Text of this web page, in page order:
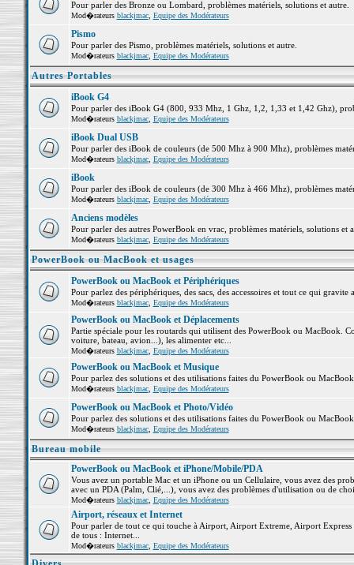
Pour parler des Bronze ou Lombard, problèmes matériels, solutions et autre.
Mod�rateurs blackjmac, Equipe des Modérateurs
Pismo
Pour parler des Pismo, problèmes matériels, solutions et autre.
Mod�rateurs blackjmac, Equipe des Modérateurs
Autres Portables
iBook G4
Pour parler des iBook G4 (800, 933 Mhz, 1 Ghz, 1,2, 1,33 et 1,42 Ghz),
Mod�rateurs blackjmac, Equipe des Modérateurs
iBook Dual USB
Pour parler des iBook de couleurs (de 500 Mhz à 900 Mhz), problèmes
Mod�rateurs blackjmac, Equipe des Modérateurs
iBook
Pour parler des iBook de couleurs (de 300 Mhz à 466 Mhz), problèmes
Mod�rateurs blackjmac, Equipe des Modérateurs
Anciens modèles
Pour parler des autres PowerBook en vrac, problèmes matériels, solutions et
Mod�rateurs blackjmac, Equipe des Modérateurs
PowerBook ou MacBook et usages
PowerBook ou MacBook et Périphériques
Pour parlez des périphériques, des sacs, des accessoires et tout ce qui
Mod�rateurs blackjmac, Equipe des Modérateurs
PowerBook ou MacBook et Déplacements
Partie spéciale pour les routards qui utilisent des PowerBook ou MacBook.
voiture, bateau, avion...), les alimenter etc...
Mod�rateurs blackjmac, Equipe des Modérateurs
PowerBook ou MacBook et Musique
Pour parlez des solutions et des utilisations faites du PowerBook ou
Mod�rateurs blackjmac, Equipe des Modérateurs
PowerBook ou MacBook et Photo/Vidéo
Pour parlez des solutions et des utilisations faites du PowerBook ou
Mod�rateurs blackjmac, Equipe des Modérateurs
Bureau mobile
PowerBook ou MacBook et iPhone/Mobile/PDA
Vous avez un portable Mac et un iPhone ou un Cellulaire, vous avez des
avec un PDA (Palm, Clié,...), vous avez des problèmes d'utilisation ou de
Mod�rateurs blackjmac, Equipe des Modérateurs
Airport, réseaux et Internet
Pour parler de tout ce qui touche à Airport, Airport Extreme, Airport
de tous : Internet...
Mod�rateurs blackjmac, Equipe des Modérateurs